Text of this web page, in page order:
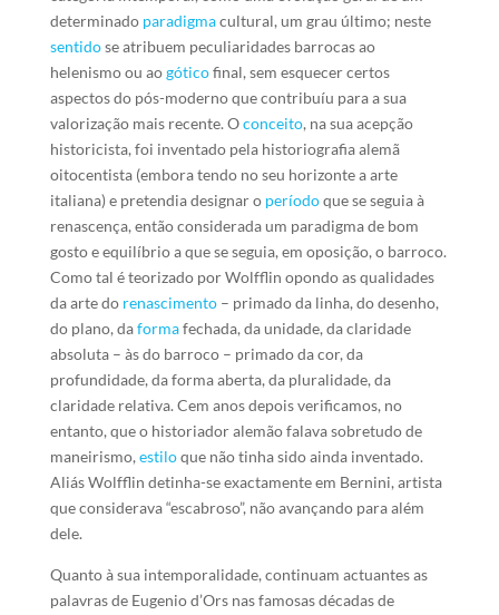
determinado paradigmacultural, um grau último; neste
sentidose atribuem peculiaridades barrocas ao
helenismo ou aogóticofinal, sem esquecer certos
aspectos do pós-moderno que contribuíu para a sua
valorização mais recente. Oconceito, na sua acepção
historicista, foi inventado pela historiografia alemã
oitocentista (embora tendo no seu horizonte a arte
italiana) e pretendia designar o períodoque se seguia à
renascença, então considerada um paradigma de bom
gosto e equilíbrio a que se seguia, em oposição, o barroco.
Como tal é teorizado por Wolfflin opondo as qualidades
da arte do renascimento– primado da linha, do desenho,
do plano, daformafechada, da unidade, da claridade
absoluta – às do barroco – primado da cor, da
profundidade, da forma aberta, da pluralidade, da
claridade relativa. Cem anos depois verificamos, no
entanto, que o historiador alemão falava sobretudo de
maneirismo, estiloque não tinha sido ainda inventado.
Aliás Wolfflin detinha-se exactamente em Bernini, artista
que considerava “escabroso”, não avançando para além
dele.
Quanto à sua intemporalidade, continuam actuantes as
palavras de Eugenio d’Ors nas famosas décadas de